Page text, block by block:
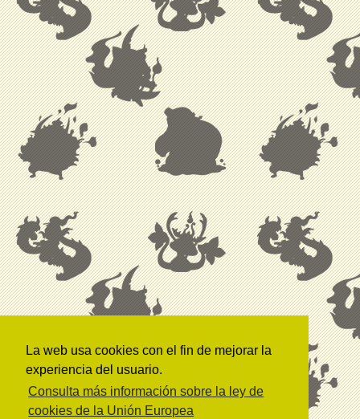
La web usa cookies con el fin de mejorar la
experiencia del usuario.
Consulta más información sobre la ley de
cookies de la Unión Europea